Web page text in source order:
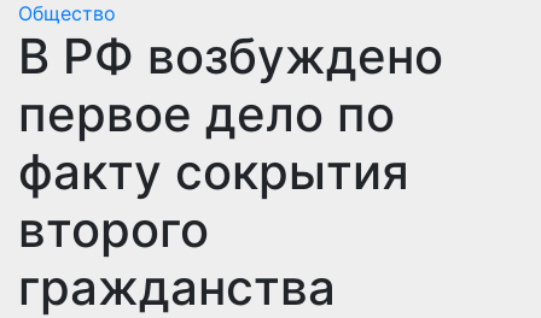
Общество
В РФ возбуждено
первое дело по
факту сокрытия
второго
гражданства